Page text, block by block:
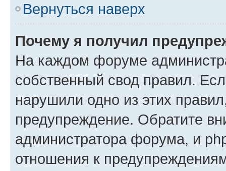
Вернуться наверх
Почему я получил
На каждом форуме
собственный свод правил.
нарушили одно из этих
предупреждение. Обратите
администратора форума, и
отношения к